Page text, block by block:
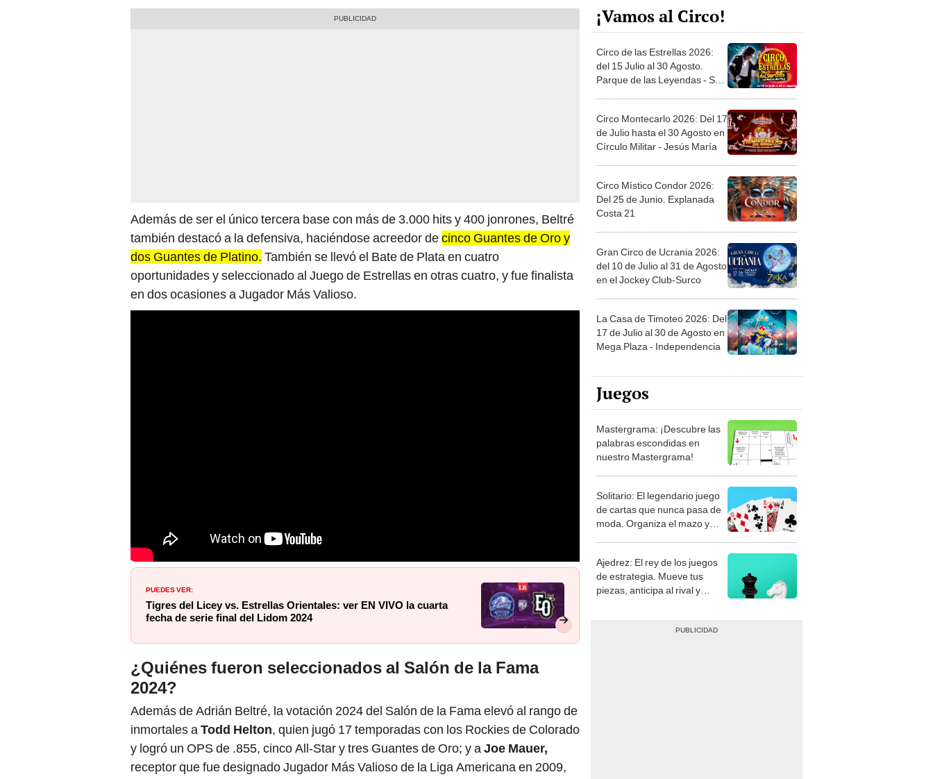
Además de ser el único tercera base con más de 3.000 hits y 400 jonrones, Beltré
también destacó a la defensiva, haciéndose acreedor decinco Guantes de Oro y
dos Guantes de Platino. También se llevó el Bate de Plata en cuatro
oportunidades y seleccionado al Juego de Estrellas en otras cuatro, y fue finalista
en dos ocasiones a Jugador Más Valioso.
PUEDES VER:
Tigres del Licey vs. Estrellas Orientales: ver EN VIVO la cuarta
fecha de serie final del Lidom 2024
¿Quiénes fueron seleccionados al Salón de la Fama
2024?
Además de Adrián Beltré, la votación 2024 del Salón de la Fama elevó al rango de
inmortales a Todd Helton, quien jugó 17 temporadas con los Rockies de Colorado
y logró un OPS de .855, cinco All-Star y tres Guantes de Oro; y a Joe Mauer,
receptor que fue designado Jugador Más Valioso de la Liga Americana en 2009,
¡Vamos al Circo!
Circo de las Estrellas 2026:
del 15 Julio al 30 Agosto.
Parque de las Leyendas - San
Circo Montecarlo 2026: Del 17
de Julio hasta el 30 Agosto en
Círculo Militar - Jesús María
Circo Místico Condor 2026:
Del 25 de Junio. Explanada
Costa 21
Gran Circo de Ucrania 2026:
del 10 de Julio al 31 de Agosto
en el Jockey Club-Surco
La Casa de Timoteo 2026: Del
17 de Julio al 30 de Agosto en
Mega Plaza - Independencia
Juegos
Mastergrama: ¡Descubre las
palabras escondidas en
nuestro Mastergrama!
Solitario: El legendario juego
de cartas que nunca pasa de
moda. Organiza el mazo y
Ajedrez: El rey de los juegos
de estrategia. Mueve tus
piezas, anticipa al rival y